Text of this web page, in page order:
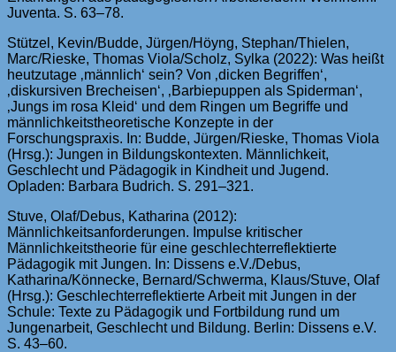
Juventa. S. 63–78.
Stützel, Kevin/Budde, Jürgen/Höyng, Stephan/Thielen,
Marc/Rieske, Thomas Viola/Scholz, Sylka (2022): Was heißt
heutzutage ‚männlich‘ sein? Von ‚dicken Begriffen‘,
‚diskursiven Brecheisen‘, ‚Barbiepuppen als Spiderman‘,
‚Jungs im rosa Kleid‘ und dem Ringen um Begriffe und
männlichkeitstheoretische Konzepte in der
Forschungspraxis. In: Budde, Jürgen/Rieske, Thomas Viola
(Hrsg.): Jungen in Bildungskontexten. Männlichkeit,
Geschlecht und Pädagogik in Kindheit und Jugend.
Opladen: Barbara Budrich. S. 291–321.
Stuve, Olaf/Debus, Katharina (2012):
Männlichkeitsanforderungen. Impulse kritischer
Männlichkeitstheorie für eine geschlechterreflektierte
Pädagogik mit Jungen. In: Dissens e.V./Debus,
Katharina/Könnecke, Bernard/Schwerma, Klaus/Stuve, Olaf
(Hrsg.): Geschlechterreflektierte Arbeit mit Jungen in der
Schule: Texte zu Pädagogik und Fortbildung rund um
Jungenarbeit, Geschlecht und Bildung. Berlin: Dissens e.V.
S. 43–60.